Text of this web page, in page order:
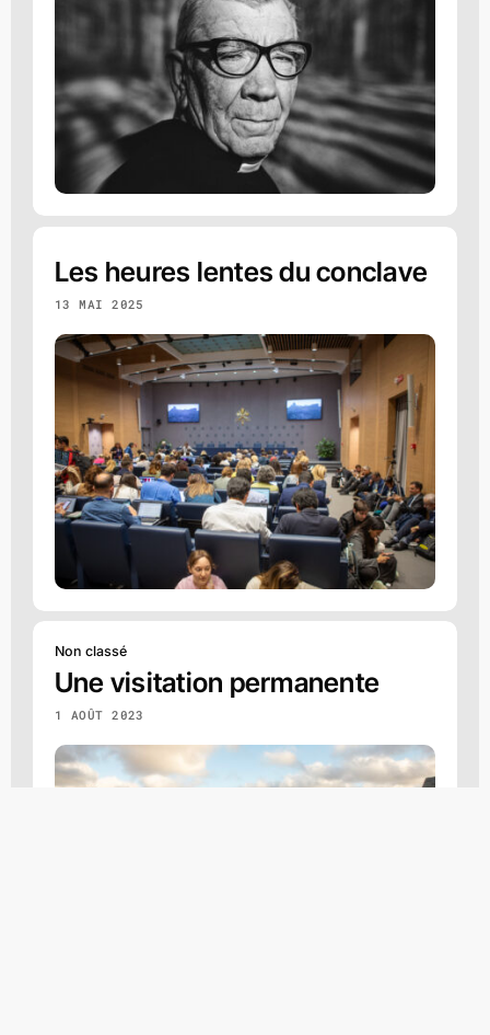
Les heures lentes du conclave
13 MAI 2025
Non classé
Une visitation permanente
1 AOÛT 2023